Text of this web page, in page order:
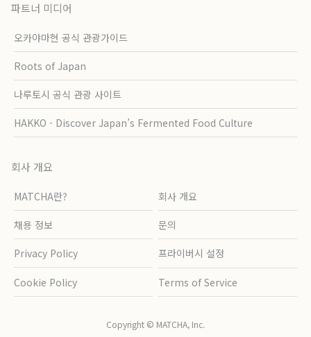
파트너 미디어
오카야마현 공식 관광가이드
Roots of Japan
나루토시 공식 관광 사이트
HAKKO - Discover Japan’s Fermented Food Culture
회사 개요
MATCHA란? 회사 개요
채용 정보 문의
Privacy Policy 프라이버시 설정
Cookie Policy Terms of Service
Copyright © MATCHA, Inc.